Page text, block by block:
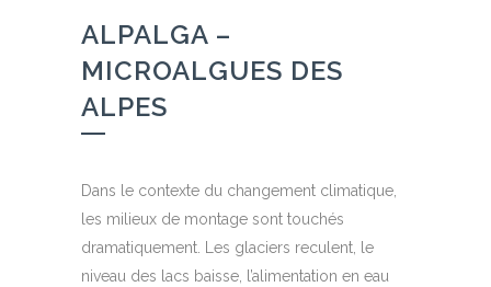
ALPALGA –
MICROALGUES DES
ALPES
Dans le contexte du changement climatique,
les milieux de montage sont touchés
dramatiquement. Les glaciers reculent, le
niveau des lacs baisse, l’alimentation en eau